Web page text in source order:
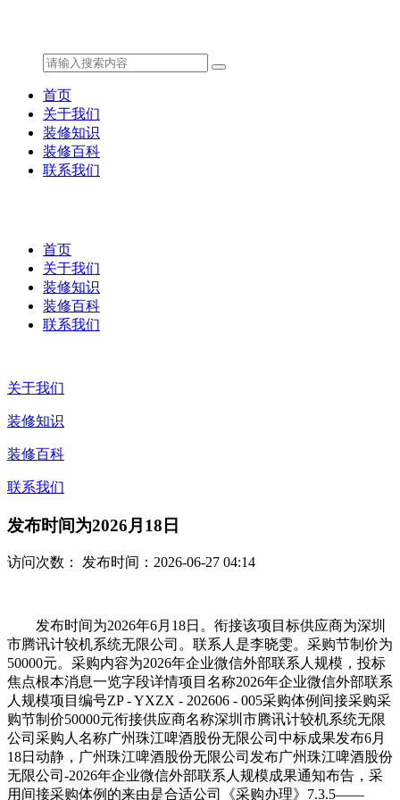
首页
关于我们
装修知识
装修百科
联系我们
首页
关于我们
装修知识
装修百科
联系我们
关于我们
装修知识
装修百科
联系我们
发布时间为2026月18日
访问次数： 发布时间：2026-06-27 04:14
发布时间为2026年6月18日。衔接该项目标供应商为深圳
市腾讯计较机系统无限公司。联系人是李晓雯。采购节制价为
50000元。采购内容为2026年企业微信外部联系人规模，投标
焦点根本消息一览字段详情项目名称2026年企业微信外部联系
人规模项目编号ZP - YXZX - 202606 - 005采购体例间接采购采
购节制价50000元衔接供应商名称深圳市腾讯计较机系统无限
公司采购人名称广州珠江啤酒股份无限公司中标成果发布6月
18日动静，广州珠江啤酒股份无限公司发布广州珠江啤酒股份
无限公司-2026年企业微信外部联系人规模成果通知布告，采
用间接采购体例的来由是合适公司《采购办理》7.3.5——